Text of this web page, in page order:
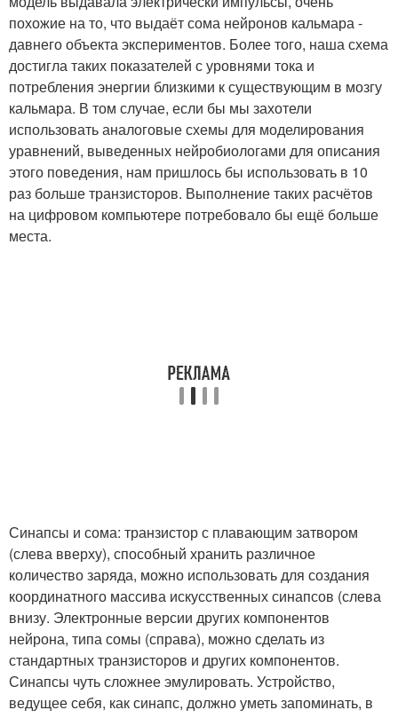
похожие на то, что выдаёт сома нейронов кальмара -
давнего объекта экспериментов. Более того, наша схема
достигла таких показателей с уровнями тока и
потребления энергии близкими к существующим в мозгу
кальмара. В том случае, если бы мы захотели
использовать аналоговые схемы для моделирования
уравнений, выведенных нейробиологами для описания
этого поведения, нам пришлось бы использовать в 10
раз больше транзисторов. Выполнение таких расчётов
на цифровом компьютере потребовало бы ещё больше
места.
Синапсы и сома: транзистор с плавающим затвором
(слева вверху), способный хранить различное
количество заряда, можно использовать для создания
координатного массива искусственных синапсов (слева
внизу. Электронные версии других компонентов
нейрона, типа сомы (справа), можно сделать из
стандартных транзисторов и других компонентов.
Синапсы чуть сложнее эмулировать. Устройство,
ведущее себя, как синапс, должно уметь запоминать, в